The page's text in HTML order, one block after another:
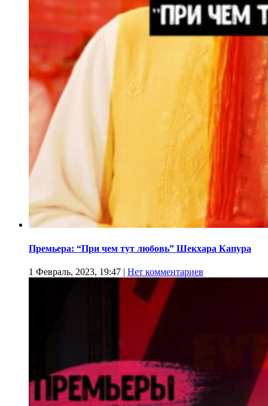
Премьера: “При чем тут любовь” Шекхара Капура
1 Февраль, 2023, 19:47 | Нет комментариев